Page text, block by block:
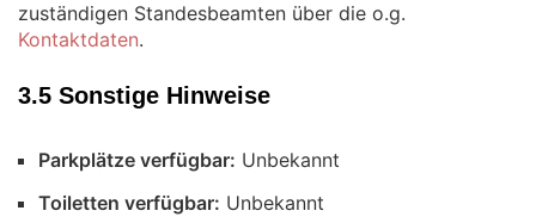
zuständigen Standesbeamten über die o.g.
Kontaktdaten.
3.5 Sonstige Hinweise
Parkplätze verfügbar: Unbekannt
Toiletten verfügbar: Unbekannt